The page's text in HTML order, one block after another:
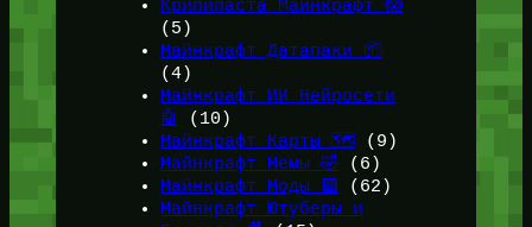
Крипипаста Майнкрафт 😱
(5)
Майнкрафт Датапаки 📦
(4)
Майнкрафт ИИ Нейросети
🤖
(10)
Майнкрафт Карты 🗺️ (9)
Майнкрафт Мемы 🤣 (6)
Майнкрафт Моды 🟩
(62)
Майнкрафт Ютуберы и